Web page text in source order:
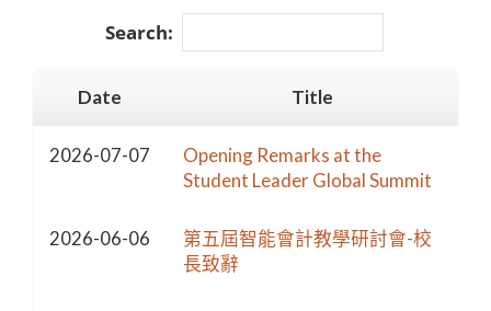
Search:
Date Title
2026-07-07
Opening Remarks at the
Student Leader Global Summit
2026-06-06
第五屆智能會計教學研討會-校
長致辭